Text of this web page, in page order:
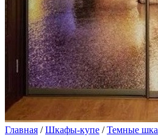
Главная /Шкафы-купе /Темные